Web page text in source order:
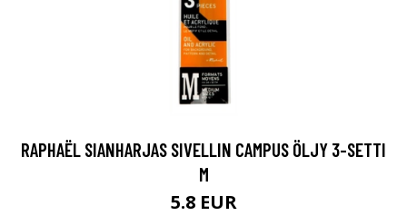
RAPHAËL SIANHARJAS SIVELLIN CAMPUS ÖLJY 3-SETTI
M
5.8 EUR